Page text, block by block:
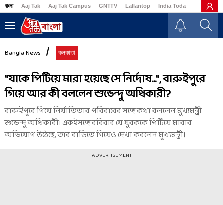
বাংলা Aaj Tak Aaj Tak Campus GNTTV Lallantop India Today Business
Bangla News কলকাতা
"যাকে পিটিয়ে মারা হয়েছে সে নির্দোষ...", বারুইপুরে
গিয়ে আর কী বললেন শুভেন্দু অধিকারী?
বারুইপুরে গিয়ে নির্যাতিতার পরিবারের সঙ্গে কথা বললেন মুখ্যমন্ত্রী
শুভেন্দু অধিকারী। একইসঙ্গে রবিবার যে যুবককে পিটিয়ে মারার
অভিযোগ উঠেছে, তার বাড়িতে গিয়েও দেখা করলেন মুখ্যমন্ত্রী।
ADVERTISEMENT